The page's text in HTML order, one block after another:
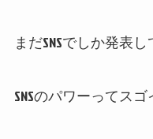
まだSNSでしか発表
SNSのパワーってスゴ